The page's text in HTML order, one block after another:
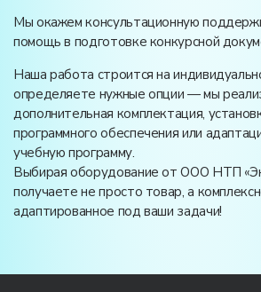
Мы окажем консультационную
помощь в подготовке конкурсной
Наша работа строится на
определяете нужные опции — мы
дополнительная комплектация,
программного обеспечения или
учебную программу.
Выбирая оборудование от ООО НТП
получаете не просто товар, а
адаптированное под ваши задачи!